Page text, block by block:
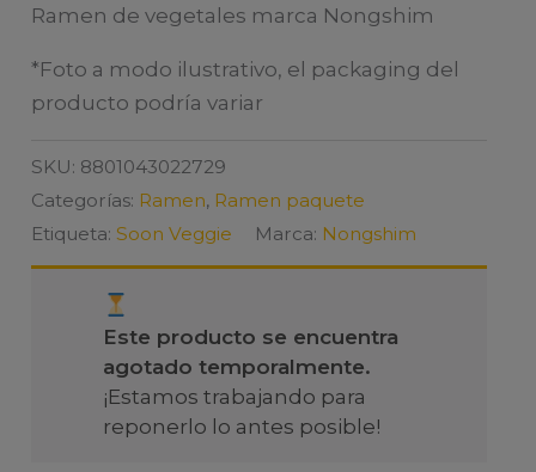
Ramen de vegetales marca Nongshim
*Foto a modo ilustrativo, el packaging del
producto podría variar
SKU: 8801043022729
Categorías: Ramen, Ramen paquete
Etiqueta:Soon Veggie Marca: Nongshim
Este producto se encuentra
agotado temporalmente.
¡Estamos trabajando para
reponerlo lo antes posible!